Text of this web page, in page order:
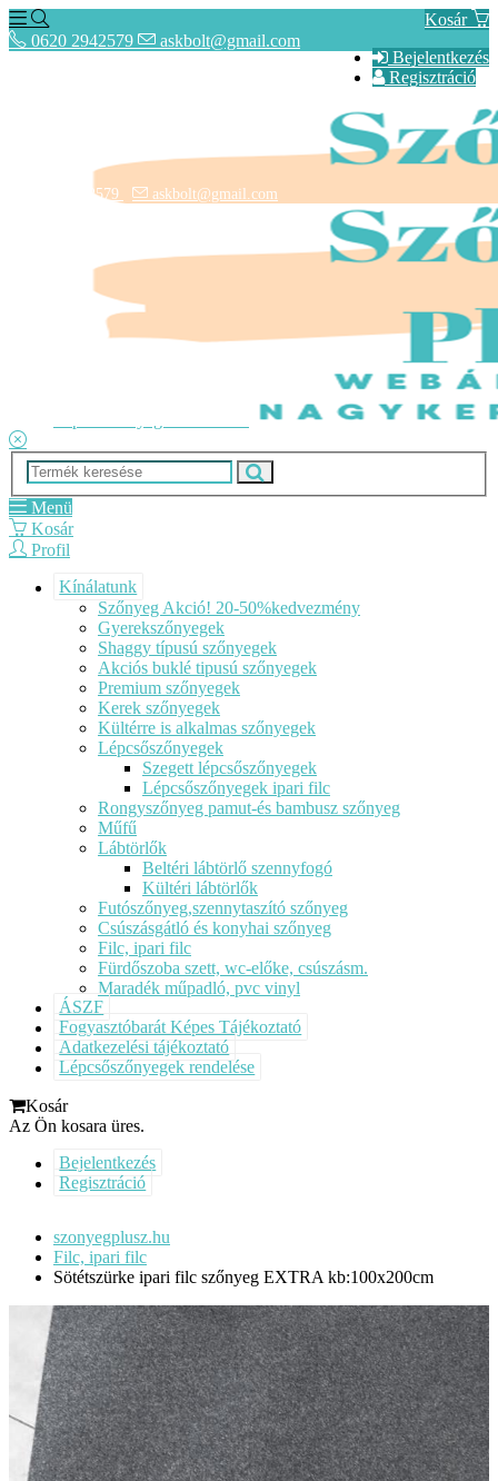
Kosár
Bejelentkezés
Regisztráció
0620 2942579 askbolt@gmail.com
0620 2942579 askbolt@gmail.com
Menü
Kosár
Profil
Kínálatunk
Szőnyeg Akció! 20-50%kedvezmény
Gyerekszőnyegek
Shaggy típusú szőnyegek
Akciós buklé tipusú szőnyegek
Premium szőnyegek
Kerek szőnyegek
Kültérre is alkalmas szőnyegek
Lépcsőszőnyegek
Szegett lépcsőszőnyegek
Lépcsőszőnyegek ipari filc
Rongyszőnyeg pamut-és bambusz szőnyeg
Műfű
Lábtörlők
Beltéri lábtörlő szennyfogó
Kültéri lábtörlők
Futószőnyeg,szennytaszító szőnyeg
Csúszásgátló és konyhai szőnyeg
Filc, ipari filc
Fürdőszoba szett, wc-előke, csúszásm.
Maradék műpadló, pvc vinyl
ÁSZF
Fogyasztóbarát Képes Tájékoztató
Adatkezelési tájékoztató
Lépcsőszőnyegek rendelése
Kosár
Az Ön kosara üres.
Bejelentkezés
Regisztráció
szonyegplusz.hu
Filc, ipari filc
Sötétszürke ipari filc szőnyeg EXTRA kb:100x200cm